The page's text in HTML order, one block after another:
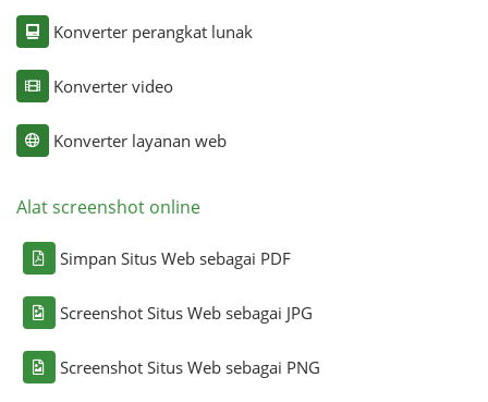
Konverter perangkat lunak
Konverter video
Konverter layanan web
Alat screenshot online
Simpan Situs Web sebagai PDF
Screenshot Situs Web sebagai JPG
Screenshot Situs Web sebagai PNG